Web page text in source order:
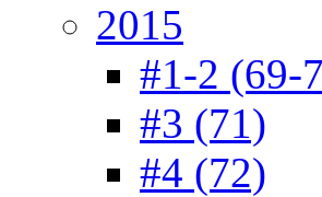
2015
#1-2 (69-
#3 (71)
#4 (72)